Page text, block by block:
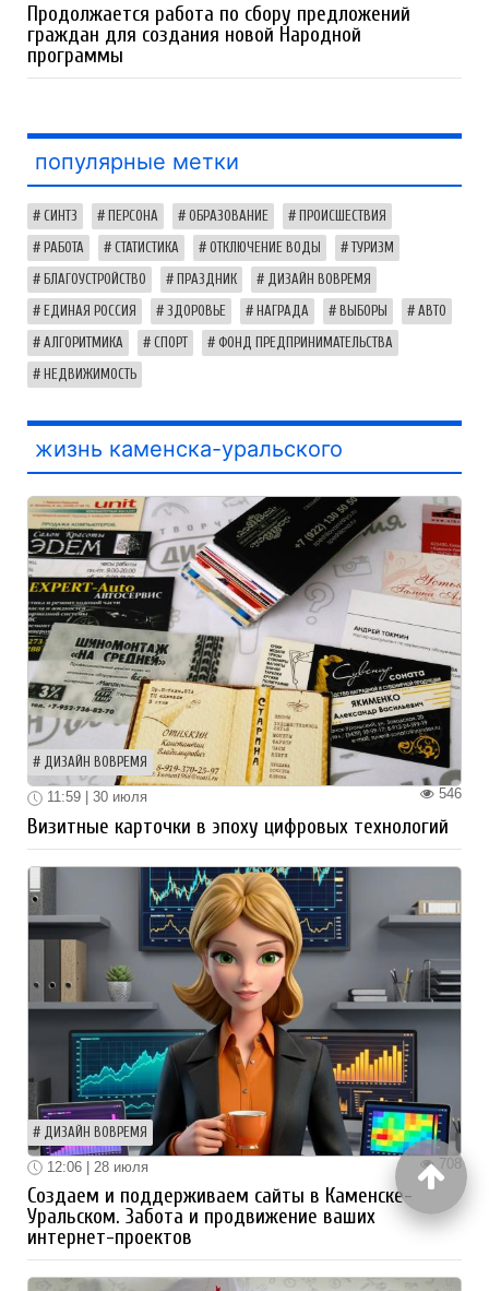
Продолжается работа по сбору предложений
граждан для создания новой Народной
программы
популярные метки
СИНТЗ ПЕРСОНА ОБРАЗОВАНИЕ ПРОИСШЕСТВИЯ
РАБОТА СТАТИСТИКА ОТКЛЮЧЕНИЕ ВОДЫ ТУРИЗМ
БЛАГОУСТРОЙСТВО ПРАЗДНИК ДИЗАЙН ВОВРЕМЯ
ЕДИНАЯ РОССИЯ ЗДОРОВЬЕ НАГРАДА ВЫБОРЫ АВТО
АЛГОРИТМИКА СПОРТ ФОНД ПРЕДПРИНИМАТЕЛЬСТВА
НЕДВИЖИМОСТЬ
жизнь каменска-уральского
ДИЗАЙН ВОВРЕМЯ
546
11:59 | 30 июля
Визитные карточки в эпоху цифровых технологий
ДИЗАЙН ВОВРЕМЯ
708
12:06 | 28 июля
Создаем и поддерживаем сайты в Каменске-
Уральском. Забота и продвижение ваших
интернет-проектов